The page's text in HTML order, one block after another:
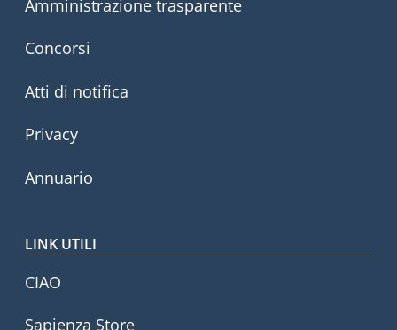
Amministrazione trasparente
Concorsi
Atti di notifica
Privacy
Annuario
LINK UTILI
CIAO
Sapienza Store